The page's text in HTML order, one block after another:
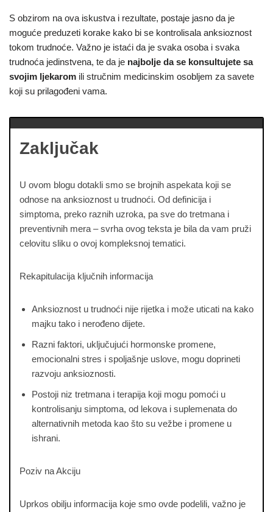
S obzirom na ova iskustva i rezultate, postaje jasno da je
moguće preduzeti korake kako bi se kontrolisala anksioznost
tokom trudnoće. Važno je istaći da je svaka osoba i svaka
trudnoća jedinstvena, te da je najbolje da se konsultujete sa
svojim ljekarom ili stručnim medicinskim osobljem za savete
koji su prilagođeni vama.
Zaključak
U ovom blogu dotakli smo se brojnih aspekata koji se
odnose na anksioznost u trudnoći. Od definicija i
simptoma, preko raznih uzroka, pa sve do tretmana i
preventivnih mera – svrha ovog teksta je bila da vam pruži
celovitu sliku o ovoj kompleksnoj tematici.
Rekapitulacija ključnih informacija
Anksioznost u trudnoći nije rijetka i može uticati na kako
majku tako i nerođeno dijete.
Razni faktori, uključujući hormonske promene,
emocionalni stres i spoljašnje uslove, mogu doprineti
razvoju anksioznosti.
Postoji niz tretmana i terapija koji mogu pomoći u
kontrolisanju simptoma, od lekova i suplemenata do
alternativnih metoda kao što su vežbe i promene u
ishrani.
Poziv na Akciju
Uprkos obilju informacija koje smo ovde podelili, važno je